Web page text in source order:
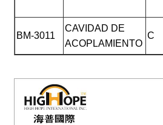
BM-3011
CAVIDAD DE
ACOPLAMIENTO
C